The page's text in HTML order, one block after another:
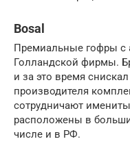
Bosal
Премиальные гофры с
Голландской фирмы.
и за это время
производителя
сотрудничают
расположены в
числе и в РФ.